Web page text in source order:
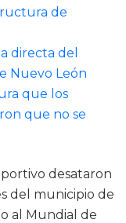
de
directa del
Nuevo León
que los
que no se
desataron
del municipio de
al Mundial de